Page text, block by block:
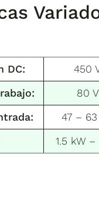
DC: 450
80 V
47 –
1.5 kW –